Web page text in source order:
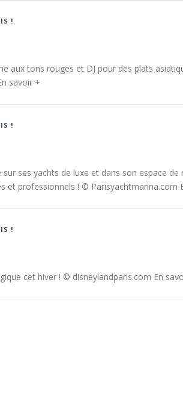
!
aux tons rouges et DJ pour des plats
savoir +
!
ses yachts de luxe et dans son espace
et professionnels ! © Parisyachtmarina.com
!
cet hiver ! © disneylandparis.com En